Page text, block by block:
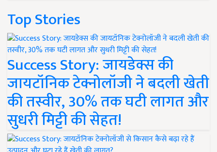
Top Stories
Success Story: जायडेक्स की
जायटॉनिक टेक्नोलॉजी ने बदली खेती
की तस्वीर, 30% तक घटी लागत और
सुधरी मिट्टी की सेहत!